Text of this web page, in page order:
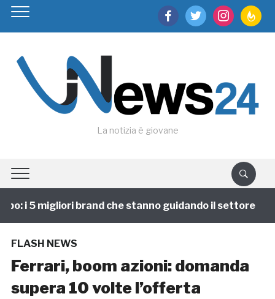
facebooktwitter instagram
La notizia è giovane
i 5 migliori brand che stanno guidando il settore
FLASH NEWS
Ferrari, boom azioni: domanda
supera 10 volte l’offerta